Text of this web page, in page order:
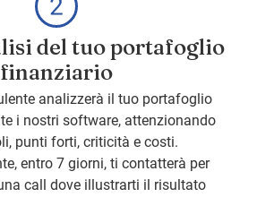
del tuo portafoglio
finanziario
analizzerà il tuo portafoglio
i nostri software, attenzionando
punti forti, criticità e costi.
entro 7 giorni, ti contatterà per
call dove illustrarti il risultato